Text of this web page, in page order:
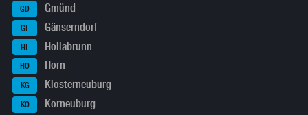
GD Gmünd
GF Gänserndorf
HL Hollabrunn
HO Horn
KG Klosterneuburg
KO Korneuburg